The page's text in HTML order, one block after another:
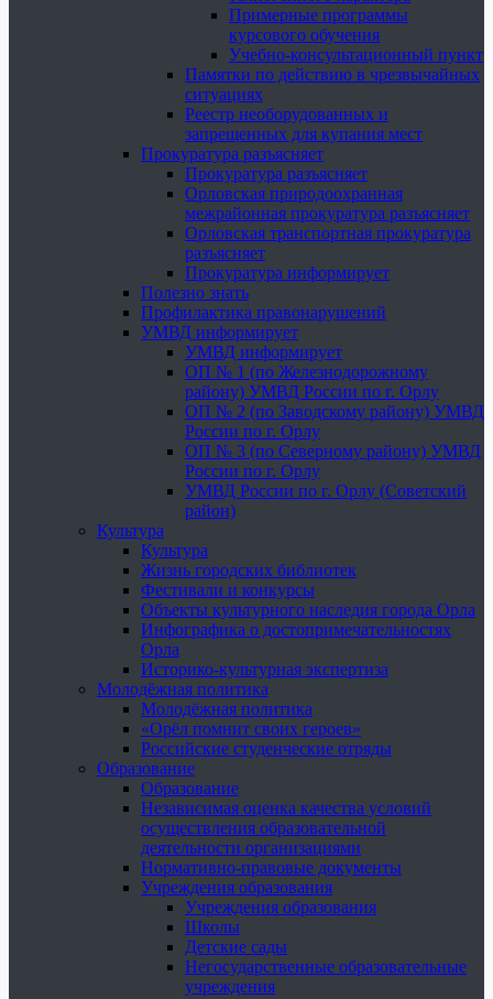
Примерные программы
курсового обучения
Учебно-консультационный пункт
Памятки по действию в чрезвычайных
ситуациях
Реестр необорудованных и
запрещенных для купания мест
Прокуратура разъясняет
Прокуратура разъясняет
Орловская природоохранная
межрайонная прокуратура разъясняет
Орловская транспортная прокуратура
разъясняет
Прокуратура информирует
Полезно знать
Профилактика правонарушений
УМВД информирует
УМВД информирует
ОП № 1 (по Железнодорожному
району) УМВД России по г. Орлу
ОП № 2 (по Заводскому району) УМВД
России по г. Орлу
ОП № 3 (по Северному району) УМВД
России по г. Орлу
УМВД России по г. Орлу (Советский
район)
Культура
Культура
Жизнь городских библиотек
Фестивали и конкурсы
Объекты культурного наследия города Орла
Инфографика о достопримечательностях
Орла
Историко-культурная экспертиза
Молодёжная политика
Молодёжная политика
«Орёл помнит своих героев»
Российские студенческие отряды
Образование
Образование
Независимая оценка качества условий
осуществления образовательной
деятельности организациями
Нормативно-правовые документы
Учреждения образования
Учреждения образования
Школы
Детские сады
Негосударственные образовательные
учреждения